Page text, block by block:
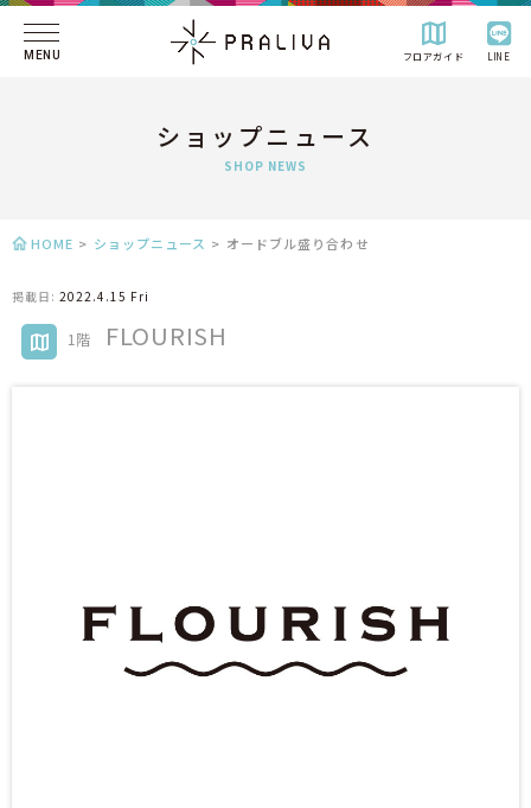
MENU フロアガイド LINE
ショップニュース
SHOP NEWS
HOME > ショップニュース > オードブル盛り合わせ
掲載日: 2022.4.15 Fri
1階 FLOURISH